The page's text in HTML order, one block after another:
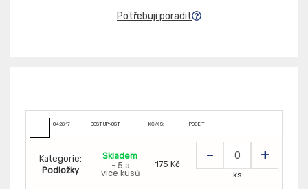
Potřebuji poradit
042817 DOSTUPNOST KČ/KS: POČET
Kategorie:
Podložky
Skladem
- 5 a
více kusů
175 Kč - +
ks